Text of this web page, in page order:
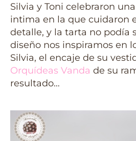
Silvia y Toni celebraron
intima en la que cuidaron
detalle, y la tarta no podía
diseño nos inspiramos en
Silvia, el encaje de su
Orquídeas Vanda de su
resultado…